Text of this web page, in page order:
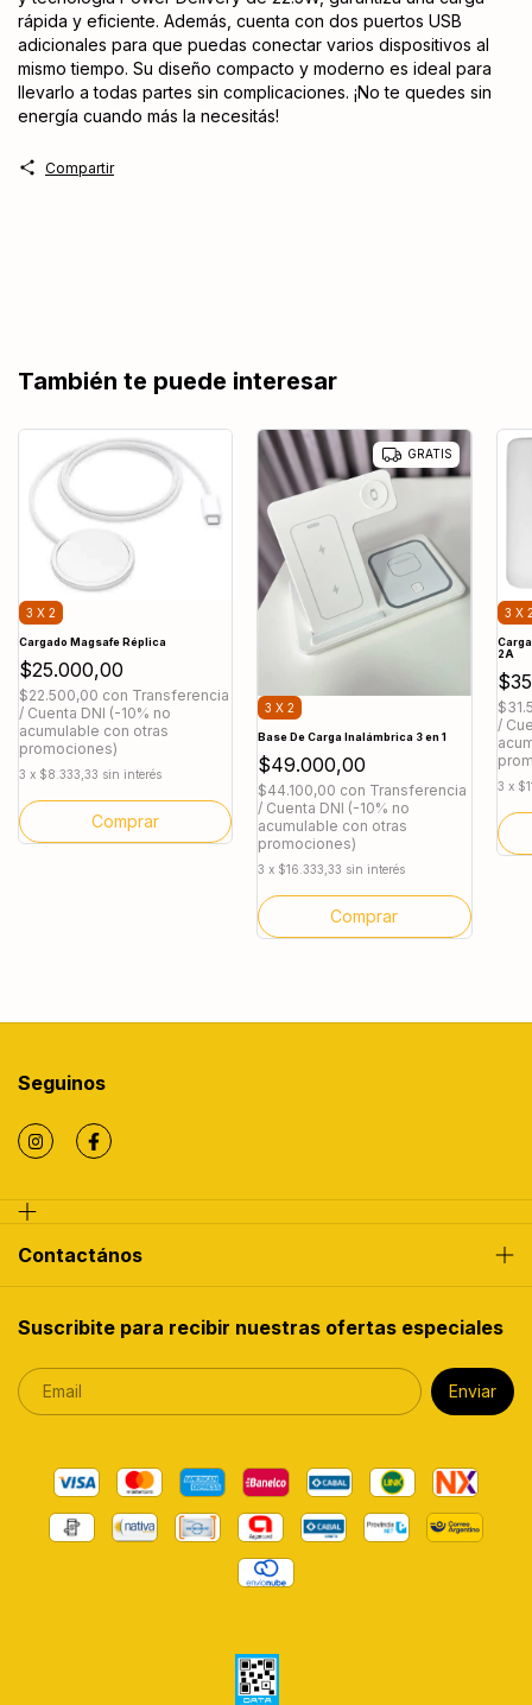
rápida y eficiente. Además, cuenta con dos puertos USB
adicionales para que puedas conectar varios dispositivos al
mismo tiempo. Su diseño compacto y moderno es ideal para
llevarlo a todas partes sin complicaciones. ¡No te quedes sin
energía cuando más la necesitás!
Compartir
También te puede interesar
3 X 2
Cargado Magsafe Réplica
$25.000,00
$22.500,00 con Transferencia
/ Cuenta DNI (-10% no
acumulable con otras
promociones)
3 x $8.333,33 sin interés
GRATIS
3 X 2
Base De Carga Inalámbrica 3 en 1
$49.000,00
$44.100,00 con Transferencia
/ Cuenta DNI (-10% no
acumulable con otras
promociones)
3 x $16.333,33 sin interés
3 X
2A
/
3 x
Seguinos
Contactános
Suscribite para recibir nuestras ofertas especiales